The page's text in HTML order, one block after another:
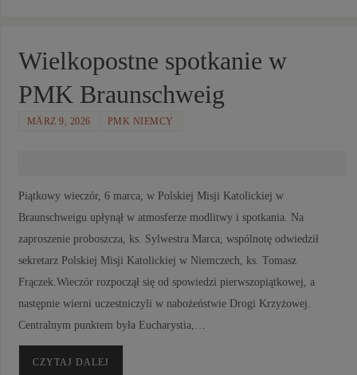
Wielkopostne spotkanie w
PMK Braunschweig
MÄRZ 9, 2026 PMK NIEMCY
Piątkowy wieczór, 6 marca, w Polskiej Misji Katolickiej w
Braunschweigu upłynął w atmosferze modlitwy i spotkania. Na
zaproszenie proboszcza, ks. Sylwestra Marca, wspólnotę odwiedził
sekretarz Polskiej Misji Katolickiej w Niemczech, ks. Tomasz
Frączek.Wieczór rozpoczął się od spowiedzi pierwszopiątkowej, a
następnie wierni uczestniczyli w nabożeństwie Drogi Krzyżowej.
Centralnym punktem była Eucharystia,…
CZYTAJ DALEJ